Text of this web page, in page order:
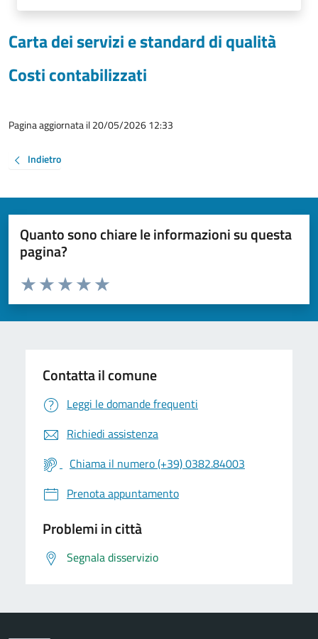
Carta dei servizi e standard di qualità
Costi contabilizzati
Pagina aggiornata il 20/05/2026 12:33
Indietro
Quanto sono chiare le informazioni su questa
pagina?
Valuta da 1 a 5 stelle la pagina
Valuta 5 stelle su 5
Valuta 4 stelle su 5
Valuta 3 stelle su 5
Valuta 2 stelle su 5
Valuta 1 stelle su 5
Contatta il comune
Leggi le domande frequenti
Richiedi assistenza
Chiama il numero (+39) 0382.84003
Prenota appuntamento
Problemi in città
Segnala disservizio